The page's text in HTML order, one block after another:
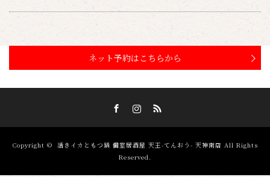
ネット予約はこちらから
Copyright © 活きイカともつ鍋 個室居酒屋 天王-てんおう- 天神南店 All Rights
Reserved.